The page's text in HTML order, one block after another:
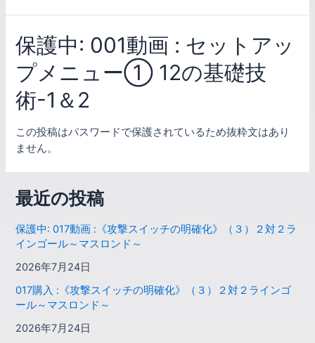
保護中: 001動画 : セットアッ
プメニュー① 12の基礎技
術-1＆2
この投稿はパスワードで保護されているため抜粋文はあり
ません。
最近の投稿
保護中: 017動画 :《攻撃スイッチの明確化》（３）２対２ラ
インゴール～マスロンド～
2026年7月24日
017購入 :《攻撃スイッチの明確化》（３）２対２ラインゴ
ール～マスロンド～
2026年7月24日